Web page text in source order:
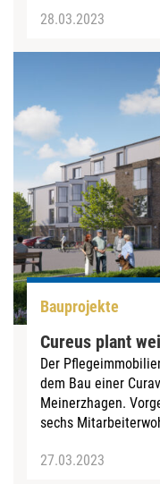
28.03.2023
Bauprojekte
Cureus plant
Der
dem Bau einer
Meinerzhagen.
sechs
27.03.2023